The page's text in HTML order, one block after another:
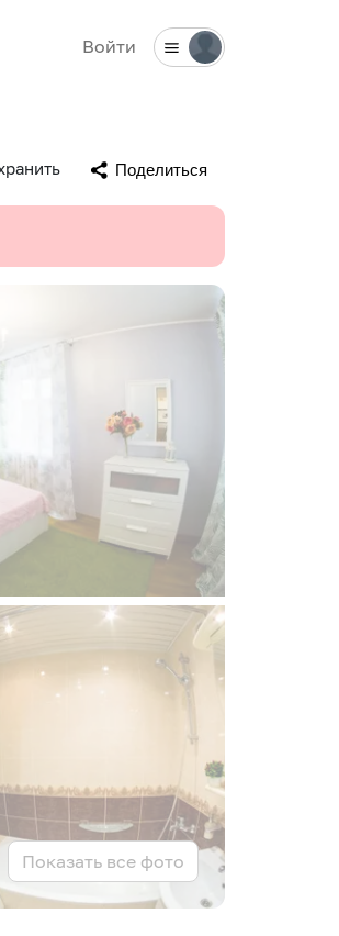
Войти
Поделиться
Показать все фото